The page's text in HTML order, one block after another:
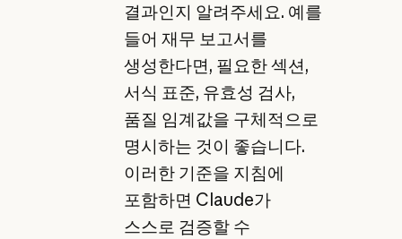
결과인지 알려주세요. 예를
들어 재무 보고서를
생성한다면, 필요한 섹션,
서식 표준, 유효성 검사,
품질 임계값을 구체적으로
명시하는 것이 좋습니다.
이러한 기준을 지침에
포함하면 Claude가
스스로 검증할 수